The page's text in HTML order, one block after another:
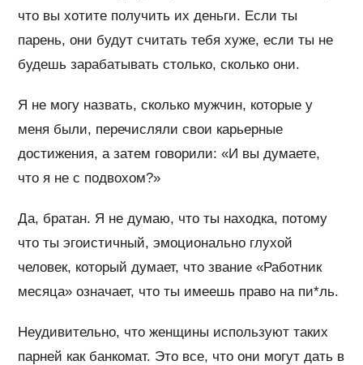
что вы хотите получить их деньги. Если ты
парень, они будут считать тебя хуже, если ты не
будешь зарабатывать столько, сколько они.
Я не могу назвать, сколько мужчин, которые у
меня были, перечисляли свои карьерные
достижения, а затем говорили: «И вы думаете,
что я не с подвохом?»
Да, братан. Я не думаю, что ты находка, потому
что ты эгоистичный, эмоционально глухой
человек, который думает, что звание «Работник
месяца» означает, что ты имеешь право на пи*ль.
Неудивительно, что женщины используют таких
парней как банкомат. Это все, что они могут дать в